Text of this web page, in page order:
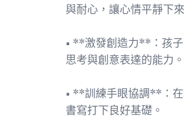
與耐心，讓心情平靜下來
• **激發創造力**：孩
思考與創意表達的能力。
• **訓練手眼協調**：
書寫打下良好基礎。